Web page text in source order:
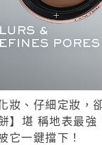
妝、仔細定妝，
】堪 稱地表最
它一鍵擋下！